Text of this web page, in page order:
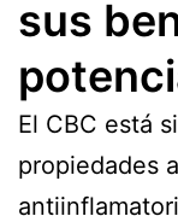
sus
El CBC está
propiedades